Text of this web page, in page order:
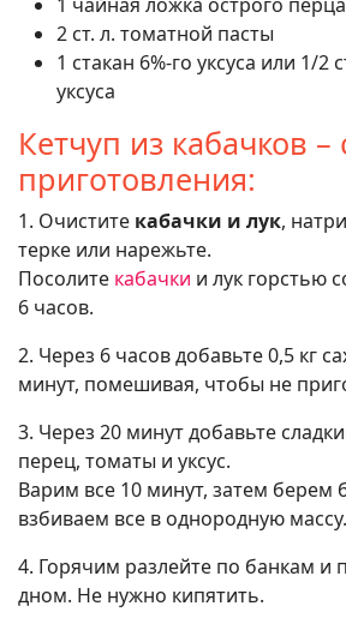
1 чайная ложка острого перца
2 ст. л. томатной пасты
1 стакан 6%-го уксуса или 1/2
уксуса
Кетчуп из кабачков –
приготовления:
1. Очистите кабачки и лук,
терке или нарежьте.
Посолите кабачки и лук горстью
6 часов.
2. Через 6 часов добавьте 0,5 кг
минут, помешивая, чтобы не
3. Через 20 минут добавьте
перец, томаты и уксус.
Варим все 10 минут, затем берем
взбиваем все в однородную массу.
4. Горячим разлейте по банкам и
дном. Не нужно кипятить.